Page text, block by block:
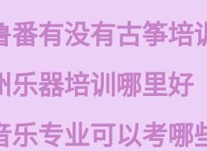
番有没有古筝培
乐器培训哪里好
乐专业可以考哪